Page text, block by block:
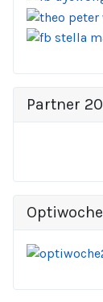
Partner